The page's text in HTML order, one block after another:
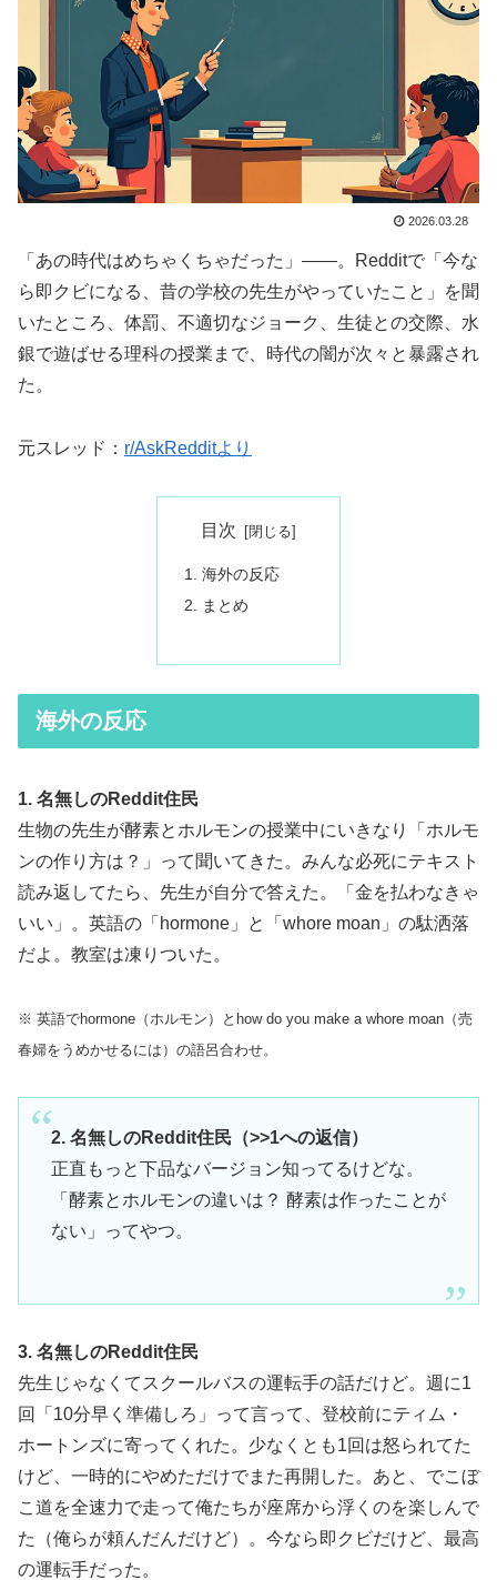
2026.03.28
「あの時代はめちゃくちゃだった」――。Redditで「今な
ら即クビになる、昔の学校の先生がやっていたこと」を聞
いたところ、体罰、不適切なジョーク、生徒との交際、水
銀で遊ばせる理科の授業まで、時代の闇が次々と暴露され
た。
元スレッド： r/AskRedditより
目次
海外の反応
まとめ
海外の反応
1. 名無しのReddit住民
生物の先生が酵素とホルモンの授業中にいきなり「ホルモ
ンの作り方は？」って聞いてきた。みんな必死にテキスト
読み返してたら、先生が自分で答えた。「金を払わなきゃ
いい」。英語の「hormone」と「whore moan」の駄洒落
だよ。教室は凍りついた。
※ 英語でhormone（ホルモン）とhow do you make a whore moan（売
春婦をうめかせるには）の語呂合わせ。
2. 名無しのReddit住民（>>1への返信）
正直もっと下品なバージョン知ってるけどな。
「酵素とホルモンの違いは？ 酵素は作ったことが
ない」ってやつ。
3. 名無しのReddit住民
先生じゃなくてスクールバスの運転手の話だけど。週に1
回「10分早く準備しろ」って言って、登校前にティム・
ホートンズに寄ってくれた。少なくとも1回は怒られてた
けど、一時的にやめただけでまた再開した。あと、でこぼ
こ道を全速力で走って俺たちが座席から浮くのを楽しんで
た（俺らが頼んだんだけど）。今なら即クビだけど、最高
の運転手だった。